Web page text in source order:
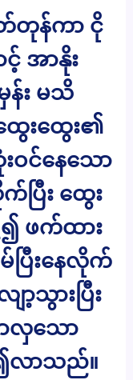
န်ကာ ငို
အာနိုး
း မသိ
ေးထွေး၏
ဝင်နေသော
ပြီး ထွေး
ဖက်ထား
ြီးနေလိုက်
ာ့သွားပြီး
လှသော
လာသည်။